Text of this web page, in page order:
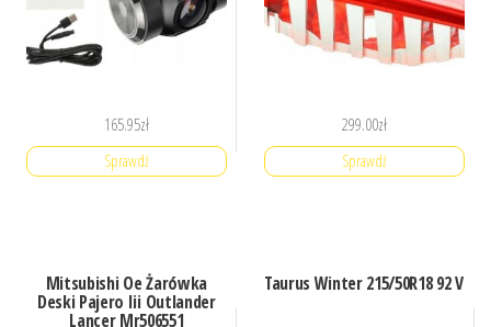
165.95zł
Sprawdź
299.00zł
Sprawdź
Mitsubishi Oe Żarówka
Deski Pajero Iii Outlander
Lancer Mr506551
Taurus Winter 215/50R18 92 V